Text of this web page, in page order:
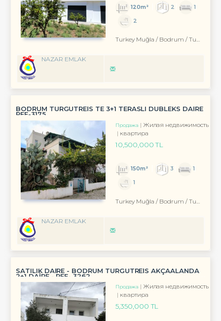
120m² 2
1
2
Turkey Muğla / Bodrum / Turgutreis
NAZAR EMLAK
BODRUM TURGUTREİS TE 3+1 TERASLI DUBLEKS DAİRE
REF-3175
Продажа
Жилая недвижимость
квартира
10,500,000 TL
150m² 3
1
1
Turkey Muğla / Bodrum / Turgutreis
NAZAR EMLAK
SATILIK DAİRE - BODRUM TURGUTREİS AKÇAALANDA
2+1 DAİRE - REF- 3262
Продажа
Жилая недвижимость
квартира
5,350,000 TL